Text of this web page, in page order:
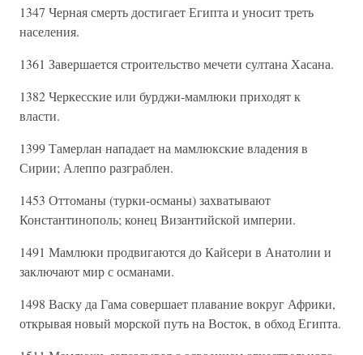
1347 Черная смерть достигает Египта и уносит треть
населения.
1361 Завершается строительство мечети султана Хасана.
1382 Черкесские или бурджи-мамлюки приходят к
власти.
1399 Тамерлан нападает на мамлюкские владения в
Сирии; Алеппо разграблен.
1453 Оттоманы (турки-османы) захватывают
Константинополь; конец Византийской империи.
1491 Мамлюки продвигаются до Кайсери в Анатолии и
заключают мир с османами.
1498 Васку да Гама совершает плавание вокруг Африки,
открывая новый морской путь на Восток, в обход Египта.